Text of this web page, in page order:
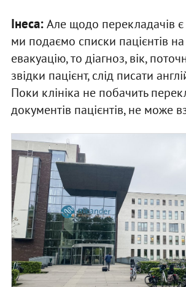
Інеса:Але щодо перекладачів
ми подаємо списки пацієнтів
евакуацію, то діагноз, вік,
звідки пацієнт, слід писати
Поки клініка не побачить
документів пацієнтів, не може